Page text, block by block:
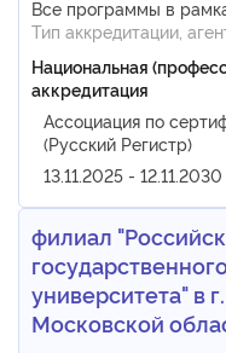
Все программы в
Тип аккредитации,
Национальная
аккредитация
Ассоциация по
(Русский Регистр)
13.11.2025 - 12.11.2030
филиал
университета" в
Московской